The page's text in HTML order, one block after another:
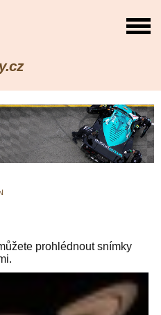
prohlédnout snímky